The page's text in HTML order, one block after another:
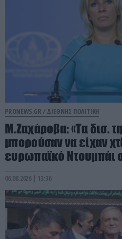
PRONEWS.GR / ΔΙΕΘΝΗΣ ΠΟΛΙΤΙΚΗ
Μ.Ζαχάροβα: «Τα δισ.
μπορούσαν να είχαν
ευρωπαϊκό Ντουμπάι
06.08.2026 | 13:36